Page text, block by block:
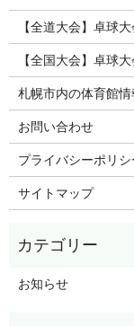
【全道大会】卓球
【全国大会】卓球
札幌市内の体育館情
お問い合わせ
プライバシーポリシ
サイトマップ
お知らせ